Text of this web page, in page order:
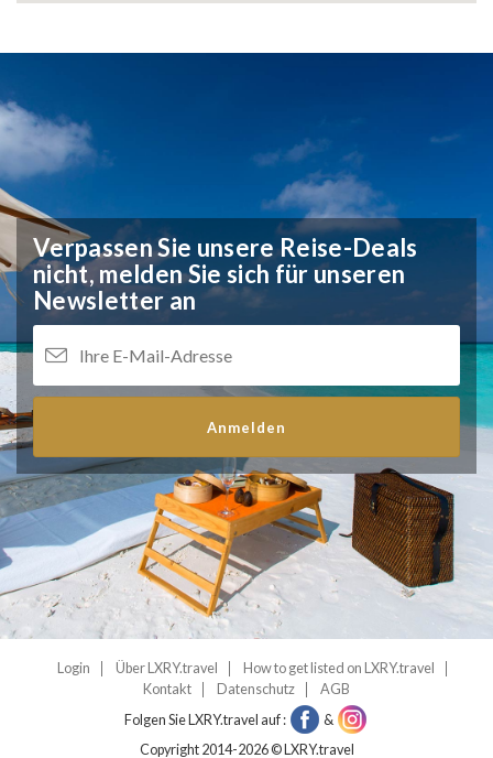
Verpassen Sie unsere Reise-Deals
nicht, melden Sie sich für unseren
Newsletter an
Anmelden
Login Über LXRY.travel
How to get listed on LXRY.travel
Kontakt
Datenschutz
AGB
Folgen Sie LXRY.travel auf :
&
Copyright 2014-2026 © LXRY.travel